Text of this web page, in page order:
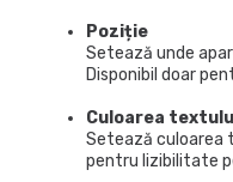
Poziție
Setează unde
Disponibil doar
Culoarea
Setează culoarea
pentru lizibilitate